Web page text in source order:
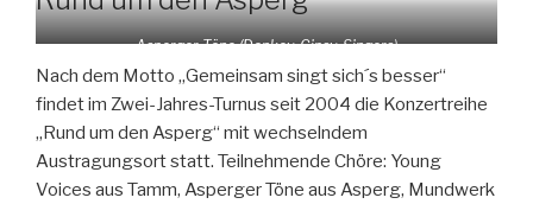
Asperger Töne (Donkey-Gipsy-Singers)
Nach dem Motto „Gemeinsam singt sich´s besser“
findet im Zwei-Jahres-Turnus seit 2004 die Konzertreihe
„Rund um den Asperg“ mit wechselndem
Austragungsort statt. Teilnehmende Chöre: Young
Voices aus Tamm, Asperger Töne aus Asperg, Mundwerk